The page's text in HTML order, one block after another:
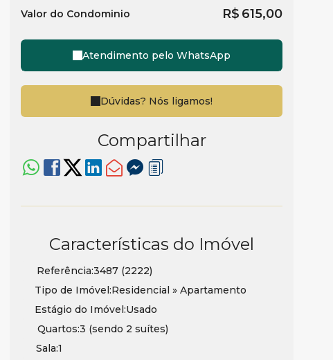
Valor do Condominio R$ 615,00
Atendimento pelo WhatsApp
Dúvidas? Nós ligamos!
Compartilhar
Características do Imóvel
Referência:3487 (2222)
Tipo de Imóvel:Residencial » Apartamento
Estágio do Imóvel:Usado
Quartos:3 (sendo 2 suítes)
Sala:1